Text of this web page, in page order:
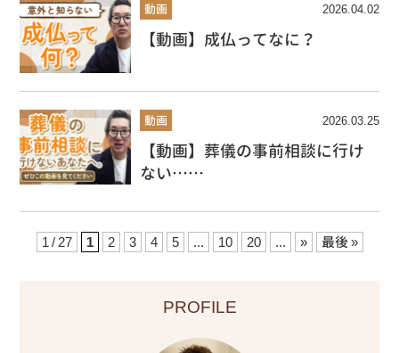
2026.04.02
動画
【動画】成仏ってなに？
2026.03.25
動画
【動画】葬儀の事前相談に行け
ない……
1 / 27 1 2 3 4 5 ... 10 20 ... » 最後 »
PROFILE